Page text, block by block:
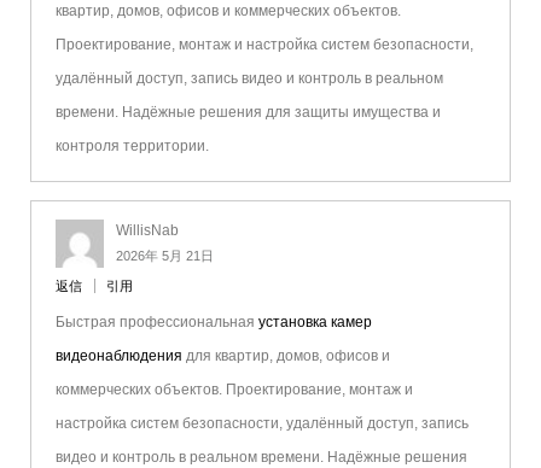
квартир, домов, офисов и коммерческих объектов.
Проектирование, монтаж и настройка систем безопасности,
удалённый доступ, запись видео и контроль в реальном
времени. Надёжные решения для защиты имущества и
контроля территории.
WillisNab
2026年 5月 21日
返信 引用
Быстрая профессиональная установка камер
видеонаблюдения для квартир, домов, офисов и
коммерческих объектов. Проектирование, монтаж и
настройка систем безопасности, удалённый доступ, запись
видео и контроль в реальном времени. Надёжные решения